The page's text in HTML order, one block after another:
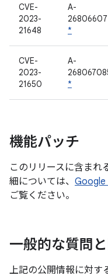
CVE-
2023-
21648
A-
*
CVE-
2023-
21650
A-
*
機能パッチ
このリリースに含まれ
細については、 Google
ご覧ください。
一般的な質問
上記の公開情報に対す